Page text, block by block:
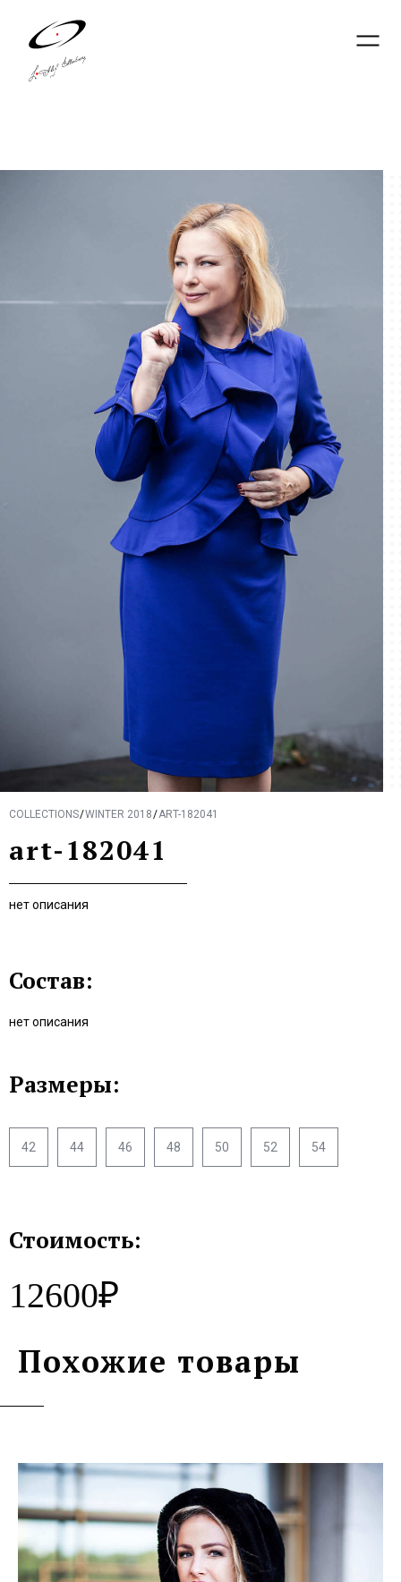
COLLECTIONS WINTER 2018 ART-182041
art-182041
нет описания
Состав:
нет описания
Размеры:
42 44 46 48 50 52 54
Стоимость:
12600₽
Похожие товары